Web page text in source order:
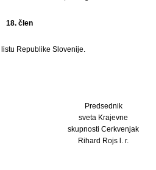
18. člen
Republike Slovenije.
Predsednik
sveta Krajevne
skupnosti Cerkvenjak
Rihard Rojs l. r.